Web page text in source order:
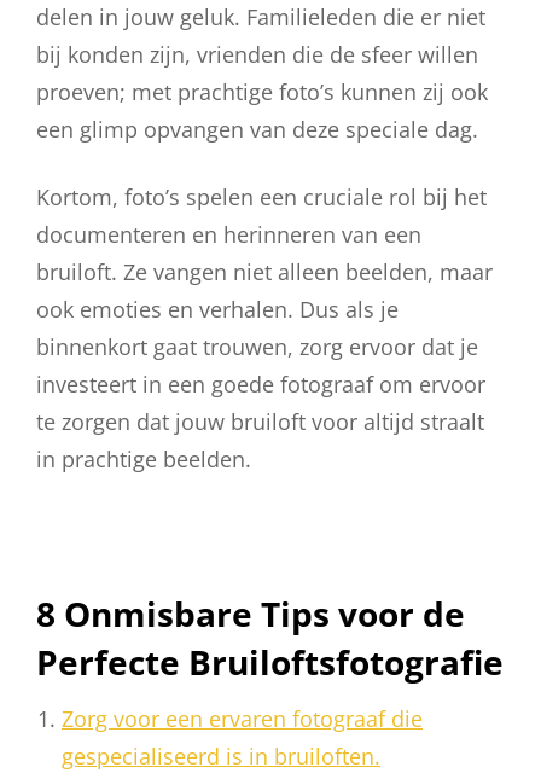
delen in jouw geluk. Familieleden die er niet
bij konden zijn, vrienden die de sfeer willen
proeven; met prachtige foto’s kunnen zij ook
een glimp opvangen van deze speciale dag.
Kortom, foto’s spelen een cruciale rol bij het
documenteren en herinneren van een
bruiloft. Ze vangen niet alleen beelden, maar
ook emoties en verhalen. Dus als je
binnenkort gaat trouwen, zorg ervoor dat je
investeert in een goede fotograaf om ervoor
te zorgen dat jouw bruiloft voor altijd straalt
in prachtige beelden.
8 Onmisbare Tips voor de
Perfecte Bruiloftsfotografie
Zorg voor een ervaren fotograaf die
gespecialiseerd is in bruiloften.